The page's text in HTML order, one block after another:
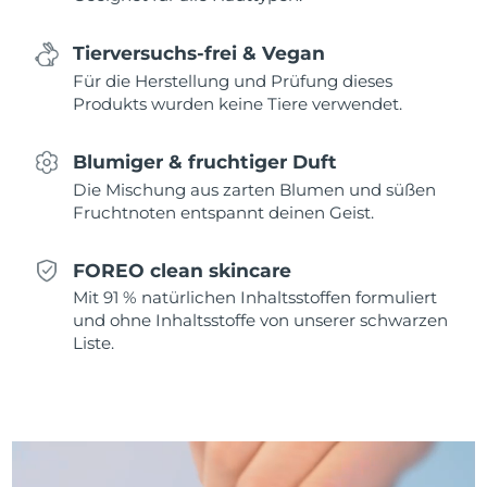
Tierversuchs-frei & Vegan
Für die Herstellung und Prüfung dieses
Produkts wurden keine Tiere verwendet.
Blumiger & fruchtiger Duft
Die Mischung aus zarten Blumen und süßen
Fruchtnoten entspannt deinen Geist.
FOREO clean skincare
Mit 91 % natürlichen Inhaltsstoffen formuliert
und ohne Inhaltsstoffe von unserer schwarzen
Liste.
Niederlande
Erwartete Lieferung
09/08/2026
Norwegen
Erwartete Lieferung
09/08/2026
Oman
Philippinen
Erwartete Lieferung
Erwartete Lieferung
09/08/2026